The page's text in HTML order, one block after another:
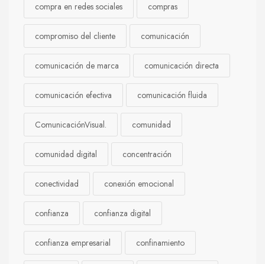
compra en redes sociales compras
compromiso del cliente comunicación
comunicación de marca comunicación directa
comunicación efectiva comunicación fluida
ComunicaciónVisual. comunidad
comunidad digital concentración
conectividad conexión emocional
confianza confianza digital
confianza empresarial confinamiento